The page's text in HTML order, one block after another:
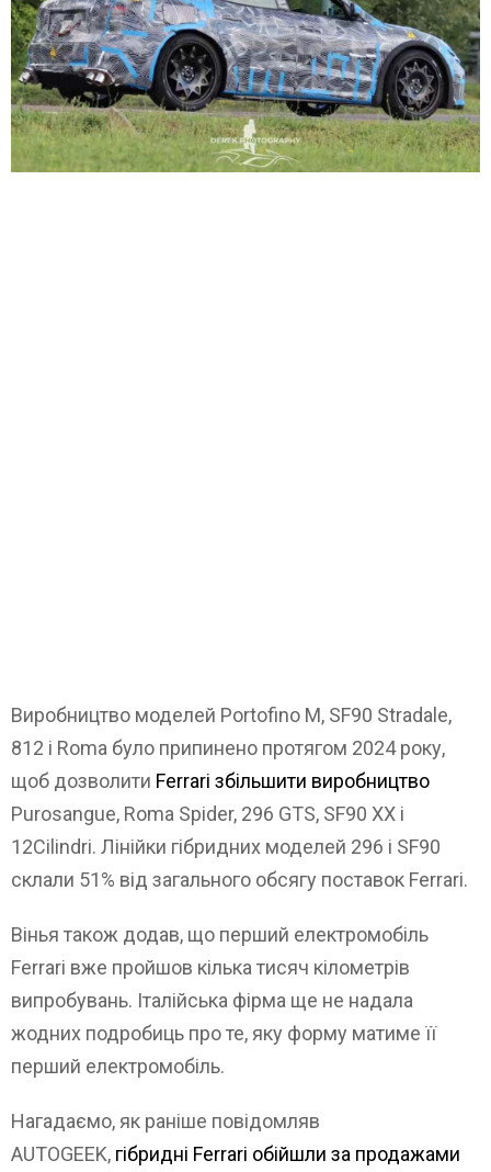
Виробництво моделей Portofino M, SF90 Stradale,
812 і Roma було припинено протягом 2024 року,
щоб дозволити Ferrari збільшити виробництво
Purosangue, Roma Spider, 296 GTS, SF90 XX і
12Cilindri. Лінійки гібридних моделей 296 і SF90
склали 51% від загального обсягу поставок Ferrari.
Вінья також додав, що перший електромобіль
Ferrari вже пройшов кілька тисяч кілометрів
випробувань. Італійська фірма ще не надала
жодних подробиць про те, яку форму матиме її
перший електромобіль.
Нагадаємо, як раніше повідомляв
AUTOGEEK, гібридні Ferrari обійшли за продажами